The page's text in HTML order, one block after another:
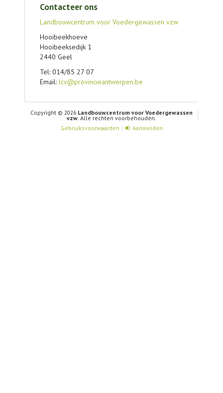
Contacteer ons
Landbouwcentrum voor Voedergewassen vzw
Hooibeekhoeve
Hooibeeksedijk 1
2440 Geel
Tel: 014/85 27 07
Email: lcv@provincieantwerpen.be
Copyright © 2026 Landbouwcentrum voor Voedergewassen
vzw. Alle rechten voorbehouden.
Gebruiksvoorwaarden
Aanmelden